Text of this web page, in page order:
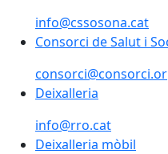
info@cssosona.cat
Consorci de Salut i
Consorci de Salut i
Deixalleria
info@rro.cat
Deixalleria mòbil